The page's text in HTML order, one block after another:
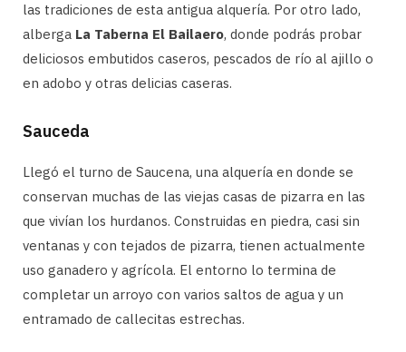
las tradiciones de esta antigua alquería. Por otro lado,
alberga La Taberna El Bailaero, donde podrás probar
deliciosos embutidos caseros, pescados de río al ajillo o
en adobo y otras delicias caseras.
Sauceda
Llegó el turno de Saucena, una alquería en donde se
conservan muchas de las viejas casas de pizarra en las
que vivían los hurdanos. Construidas en piedra, casi sin
ventanas y con tejados de pizarra, tienen actualmente
uso ganadero y agrícola. El entorno lo termina de
completar un arroyo con varios saltos de agua y un
entramado de callecitas estrechas.